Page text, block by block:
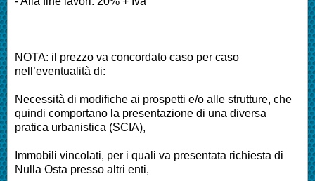
NOTA: il prezzo va concordato caso per caso
nell’eventualità di:
Necessità di modifiche ai prospetti e/o alle strutture, che
quindi comportano la presentazione di una diversa
pratica urbanistica (SCIA),
Immobili vincolati, per i quali va presentata richiesta di
Nulla Osta presso altri enti,